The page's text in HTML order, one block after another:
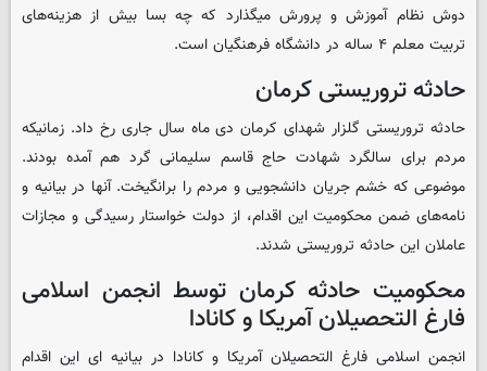
دوش نظام آموزش و پرورش میگذارد که چه بسا بیش از هزینه‌های
تربیت معلم ۴ ساله در دانشگاه فرهنگیان است.
حادثه تروریستی کرمان
حادثه تروریستی گلزار شهدای کرمان دی ماه سال جاری رخ داد. زمانیکه
مردم برای سالگرد شهادت حاج قاسم سلیمانی گرد هم آمده بودند.
موضوعی که خشم جریان دانشجویی و مردم را برانگیخت. آنها در بیانیه و
نامه‌های ضمن محکومیت این اقدام، از دولت خواستار رسیدگی و مجازات
عاملان این حادثه تروریستی شدند.
محکومیت حادثه کرمان توسط انجمن اسلامی
فارغ التحصیلان آمریکا و کانادا
انجمن اسلامی فارغ التحصیلان آمریکا و کانادا در بیانیه ای این اقدام